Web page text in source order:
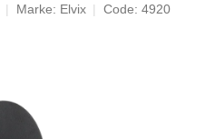
Marke: Elvix Code: 4920